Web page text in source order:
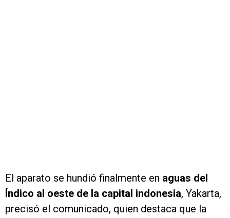
El aparato se hundió finalmente en aguas del
Índico al oeste de la capital indonesia, Yakarta,
precisó el comunicado, quien destaca que la